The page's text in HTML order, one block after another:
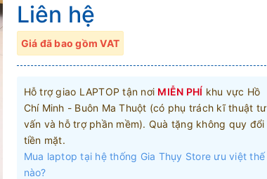
Liên hệ
Giá đã bao gồm VAT
Hỗ trợ giao LAPTOP tận nơi MIỄN PHÍ khu vực Hồ
Chí Minh - Buôn Ma Thuột (có phụ trách kĩ thuật tư
vấn và hỗ trợ phần mềm). Quà tặng không quy đổi
tiền mặt.
Mua laptop tại hệ thống Gia Thụy Store ưu việt thế
nào?